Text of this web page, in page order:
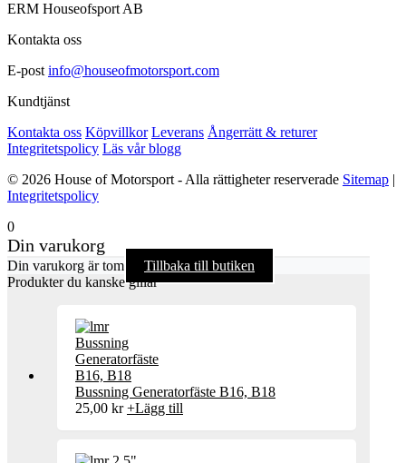
ERM Houseofsport AB
Kontakta oss
E-post info@houseofmotorsport.com
Kundtjänst
Kontakta oss Köpvillkor Leverans Ångerrätt & returer
Integritetspolicy Läs vår blogg
© 2026 House of Motorsport - Alla rättigheter reserverade Sitemap |
Integritetspolicy
0
Din varukorg
Din varukorg är tom
Tillbaka till butiken
Produkter du kanske gillar
Bussning Generatorfäste B16, B18
25,00 kr +Lägg till